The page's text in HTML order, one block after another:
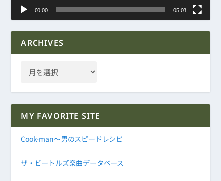
00:00 05:08
ARCHIVES
MY FAVORITE SITE
Cook-man～男のスピードレシピ
ザ・ビートルズ楽曲データベース